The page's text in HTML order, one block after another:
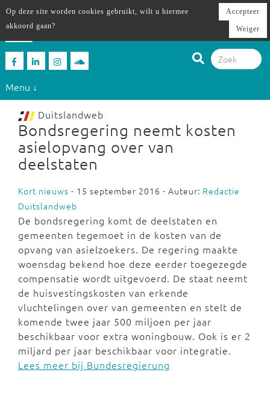
Menu ↓
Duitslandweb
Bondsregering neemt kosten
asielopvang over van
deelstaten
Kort nieuws - 15 september 2016 - Auteur: Redactie
Duitslandweb
De bondsregering komt de deelstaten en
gemeenten tegemoet in de kosten van de
opvang van asielzoekers. De regering maakte
woensdag bekend hoe deze eerder toegezegde
compensatie wordt uitgevoerd. De staat neemt
de huisvestingskosten van erkende
vluchtelingen over van gemeenten en stelt de
komende twee jaar 500 miljoen per jaar
beschikbaar voor extra woningbouw. Ook is er 2
miljard per jaar beschikbaar voor integratie.
Lees meer bij Bundesregierung
Op deze site worden cookies gebruikt, wilt u hiermee
akkoord gaan?
Accepteer
Weiger